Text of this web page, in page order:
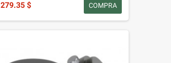
279.35 $ COMPRA